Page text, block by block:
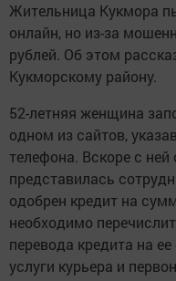
Жительница Кукмора
онлайн, но из-за
рублей. Об этом
Кукморскому району.
52-летняя женщина
одном из сайтов,
телефона. Вскоре с
представилась
одобрен кредит на
необходимо
перевода кредита на
услуги курьера и